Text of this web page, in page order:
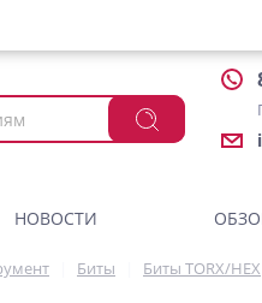
НОВОСТИ
Биты
Биты TORX/HEX